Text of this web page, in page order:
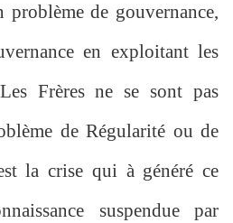
problème de gouvernance,
en exploitant les
Frères ne se sont pas
de Régularité ou de
la crise qui à généré ce
suspendue par